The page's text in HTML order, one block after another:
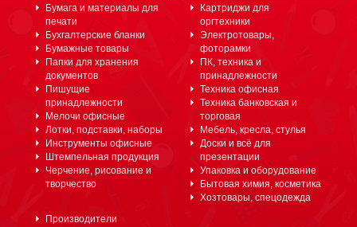
Бумага и материалы для
печати
Бухгалтерские бланки
Бумажные товары
Папки для хранения
документов
Пишущие
принадлежности
Мелочи офисные
Лотки, подставки, наборы
Инструменты офисные
Штемпельная продукция
Черчение, рисование и
творчество
Картриджи для
оргтехники
Электротовары,
фоторамки
ПК, техника и
принадлежности
Техника офисная
Техника банковская и
торговая
Мебель, кресла, стулья
Доски и всё для
презентации
Упаковка и оборудование
Бытовая химия, косметика
Хозтовары, спецодежда
Производители